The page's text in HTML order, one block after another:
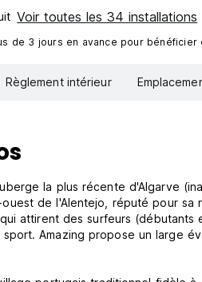
Voir toutes les 34 installations
de 3 jours en avance pour bénéficier
Règlement intérieur
la plus récente d'Algarve
de l'Alentejo, réputé pour sa
attirent des surfeurs
Amazing propose un large